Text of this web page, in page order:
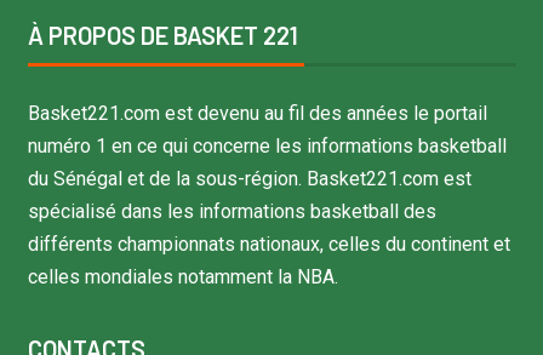
À PROPOS DE BASKET 221
Basket221.com est devenu au fil des années le portail
numéro 1 en ce qui concerne les informations basketball
du Sénégal et de la sous-région. Basket221.com est
spécialisé dans les informations basketball des
différents championnats nationaux, celles du continent et
celles mondiales notamment la NBA.
CONTACTS